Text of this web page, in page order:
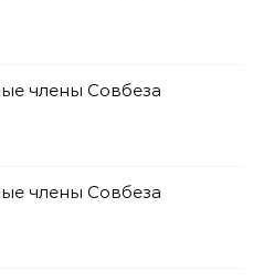
члены Совбеза
члены Совбеза